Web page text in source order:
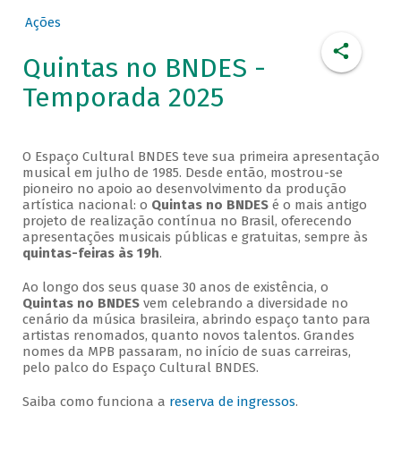
Ações
Quintas no BNDES -
Temporada 2025
O Espaço Cultural BNDES teve sua primeira apresentação
musical em julho de 1985. Desde então, mostrou-se
pioneiro no apoio ao desenvolvimento da produção
artística nacional: o Quintas no BNDESé o mais antigo
projeto de realização contínua no Brasil, oferecendo
apresentações musicais públicas e gratuitas, sempre às
quintas-feiras às 19h.
Ao longo dos seus quase 30 anos de existência, o
Quintas no BNDESvem celebrando a diversidade no
cenário da música brasileira, abrindo espaço tanto para
artistas renomados, quanto novos talentos. Grandes
nomes da MPB passaram, no início de suas carreiras,
pelo palco do Espaço Cultural BNDES.
Saiba como funciona a reserva de ingressos.